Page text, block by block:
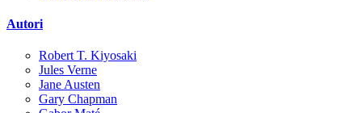
Autori
Robert T. Kiyosaki
Jules Verne
Jane Austen
Gary Chapman